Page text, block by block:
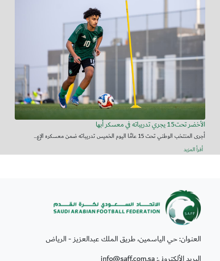
الأخضر تحت15 يجري تدريباته في معسكر أبها
أجرى المنتخب الوطني تحت 15 عامًا اليوم الخميس تدريباته ضمن معسكره الإع...
أقرأ المزيد
العنوان: حي الياسمين، طريق الملك عبدالعزيز - الرياض